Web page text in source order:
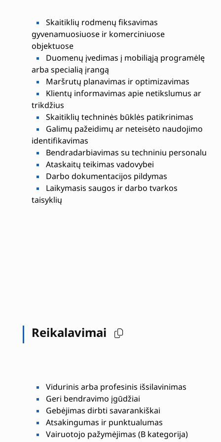
Skaitiklių rodmenų fiksavimas
gyvenamuosiuose ir komerciniuose
objektuose
Duomenų įvedimas į mobiliąją programėlę
arba specialią įrangą
Maršrutų planavimas ir optimizavimas
Klientų informavimas apie netikslumus ar
trikdžius
Skaitiklių techninės būklės patikrinimas
Galimų pažeidimų ar neteisėto naudojimo
identifikavimas
Bendradarbiavimas su techniniu personalu
Ataskaitų teikimas vadovybei
Darbo dokumentacijos pildymas
Laikymasis saugos ir darbo tvarkos
taisyklių
Reikalavimai
Vidurinis arba profesinis išsilavinimas
Geri bendravimo įgūdžiai
Gebėjimas dirbti savarankiškai
Atsakingumas ir punktualumas
Vairuotojo pažymėjimas (B kategorija)